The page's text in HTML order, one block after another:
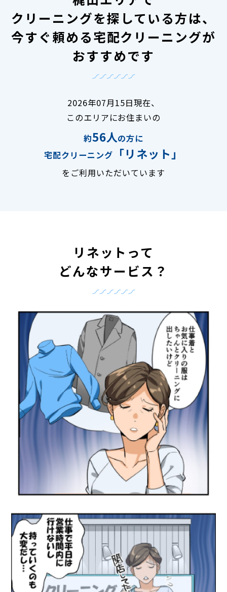
クリーニングを探している方は、
今すぐ頼める宅配クリーニングが
おすすめです
2026年07月15日現在、
このエリアにお住まいの
約56人の方に
宅配クリーニング
「リネット」
をご利用いただいています
リネットって
どんなサービス？